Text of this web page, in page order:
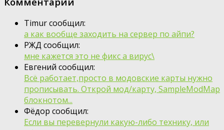
Timur сообщил:
а как вообще заходить на сервер по айпи?
РЖД сообщил:
мне кажется это не фикс а вирус\
Евгений сообщил:
Всё работает,просто в модовские карты нужно
прописывать. Открой мод/карту, SampleModMap
блокнотом...
Фёдор сообщил:
Если вы перевернули какую-либо технику, или